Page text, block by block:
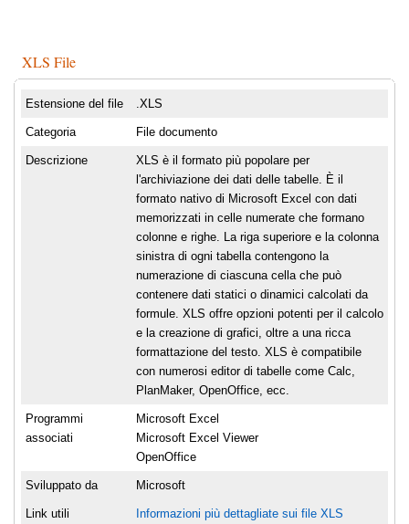
XLS File
Estensione del file .XLS
Categoria File documento
Descrizione
XLS è il formato più popolare per
l'archiviazione dei dati delle tabelle. È il
formato nativo di Microsoft Excel con dati
memorizzati in celle numerate che formano
colonne e righe. La riga superiore e la colonna
sinistra di ogni tabella contengono la
numerazione di ciascuna cella che può
contenere dati statici o dinamici calcolati da
formule. XLS offre opzioni potenti per il calcolo
e la creazione di grafici, oltre a una ricca
formattazione del testo. XLS è compatibile
con numerosi editor di tabelle come Calc,
PlanMaker, OpenOffice, ecc.
Programmi
associati
Microsoft Excel
Microsoft Excel Viewer
OpenOffice
Sviluppato da Microsoft
Link utili Informazioni più dettagliate sui file XLS